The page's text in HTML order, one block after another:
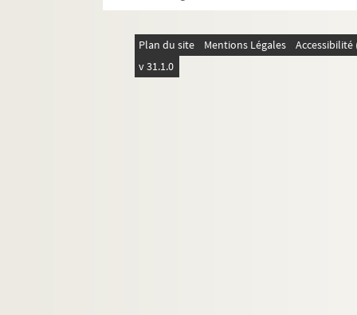
Plan du site Mentions Légales
v 31.1.0